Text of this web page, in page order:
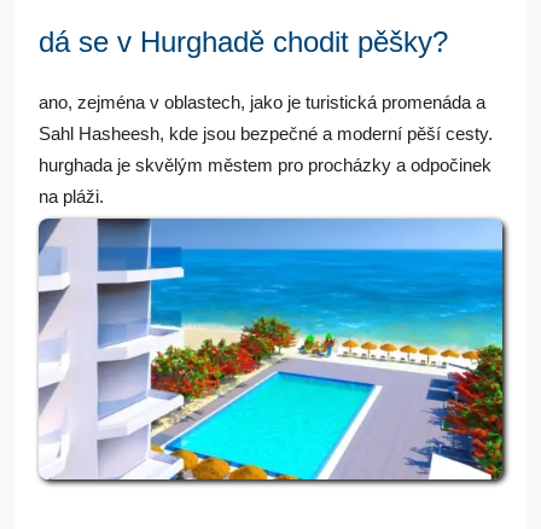
dá se v Hurghadě chodit pěšky?
ano, zejména v oblastech, jako je turistická promenáda a
Sahl Hasheesh, kde jsou bezpečné a moderní pěší cesty.
hurghada je skvělým městem pro procházky a odpočinek
na pláži.